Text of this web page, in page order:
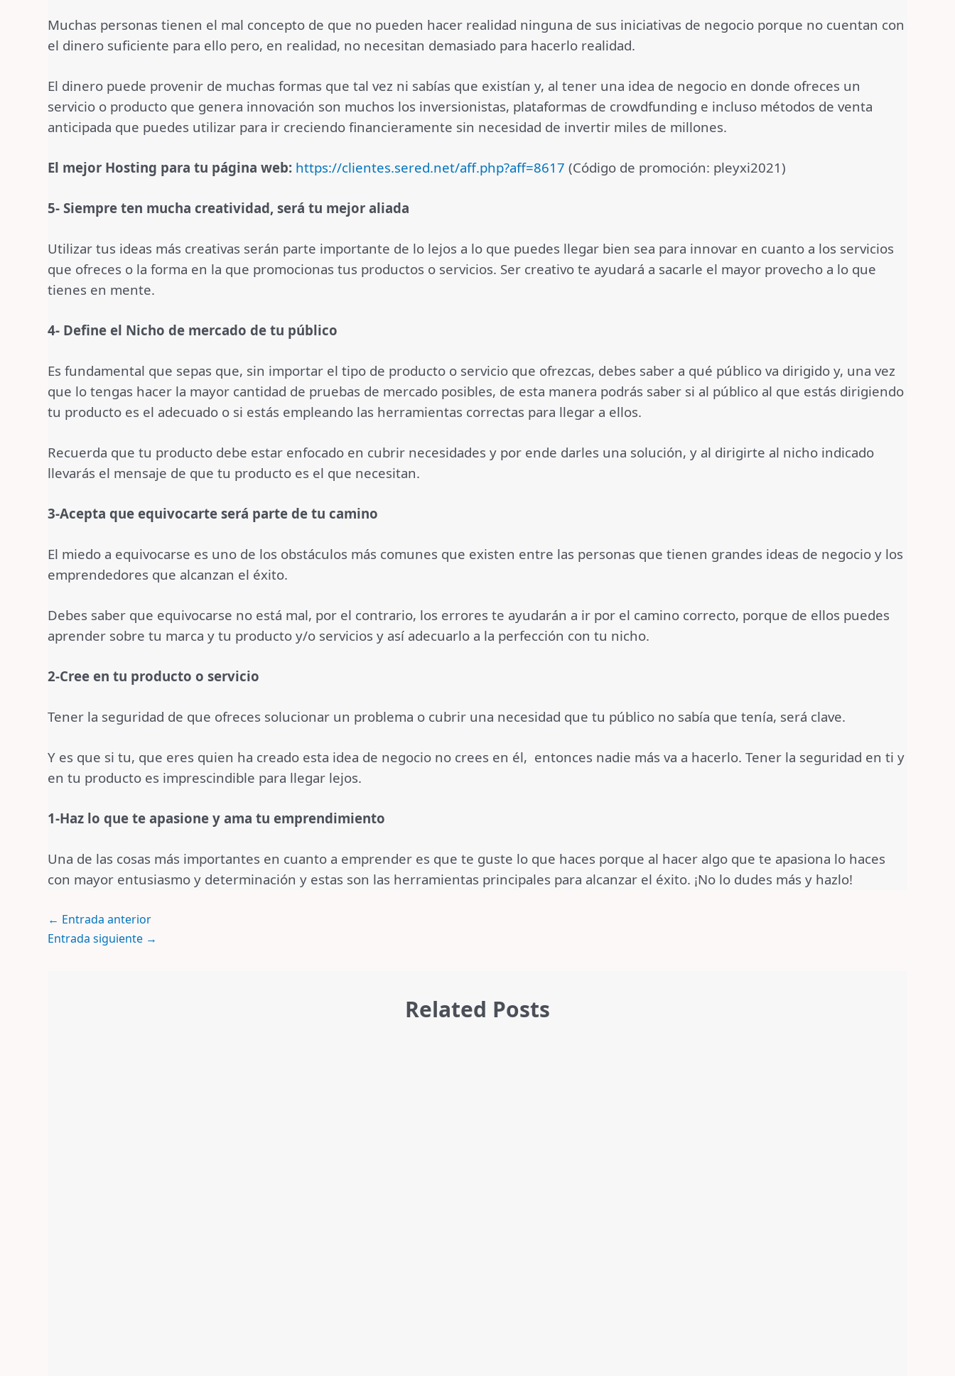
Muchas personas tienen el mal concepto de que no pueden hacer realidad ninguna de sus iniciativas de negocio porque no cuentan con
el dinero suficiente para ello pero, en realidad, no necesitan demasiado para hacerlo realidad.
El dinero puede provenir de muchas formas que tal vez ni sabías que existían y, al tener una idea de negocio en donde ofreces un
servicio o producto que genera innovación son muchos los inversionistas, plataformas de crowdfunding e incluso métodos de venta
anticipada que puedes utilizar para ir creciendo financieramente sin necesidad de invertir miles de millones.
El mejor Hosting para tu página web: https://clientes.sered.net/aff.php?aff=8617 (Código de promoción: pleyxi2021)
5- Siempre ten mucha creatividad, será tu mejor aliada
Utilizar tus ideas más creativas serán parte importante de lo lejos a lo que puedes llegar bien sea para innovar en cuanto a los servicios
que ofreces o la forma en la que promocionas tus productos o servicios. Ser creativo te ayudará a sacarle el mayor provecho a lo que
tienes en mente.
4- Define el Nicho de mercado de tu público
Es fundamental que sepas que, sin importar el tipo de producto o servicio que ofrezcas, debes saber a qué público va dirigido y, una vez
que lo tengas hacer la mayor cantidad de pruebas de mercado posibles, de esta manera podrás saber si al público al que estás dirigiendo
tu producto es el adecuado o si estás empleando las herramientas correctas para llegar a ellos.
Recuerda que tu producto debe estar enfocado en cubrir necesidades y por ende darles una solución, y al dirigirte al nicho indicado
llevarás el mensaje de que tu producto es el que necesitan.
3-Acepta que equivocarte será parte de tu camino
El miedo a equivocarse es uno de los obstáculos más comunes que existen entre las personas que tienen grandes ideas de negocio y los
emprendedores que alcanzan el éxito.
Debes saber que equivocarse no está mal, por el contrario, los errores te ayudarán a ir por el camino correcto, porque de ellos puedes
aprender sobre tu marca y tu producto y/o servicios y así adecuarlo a la perfección con tu nicho.
2-Cree en tu producto o servicio
Tener la seguridad de que ofreces solucionar un problema o cubrir una necesidad que tu público no sabía que tenía, será clave.
Y es que si tu, que eres quien ha creado esta idea de negocio no crees en él, entonces nadie más va a hacerlo. Tener la seguridad en ti y
en tu producto es imprescindible para llegar lejos.
1-Haz lo que te apasione y ama tu emprendimiento
Una de las cosas más importantes en cuanto a emprender es que te guste lo que haces porque al hacer algo que te apasiona lo haces
con mayor entusiasmo y determinación y estas son las herramientas principales para alcanzar el éxito. ¡No lo dudes más y hazlo!
← Entrada anterior
Entrada siguiente →
Related Posts